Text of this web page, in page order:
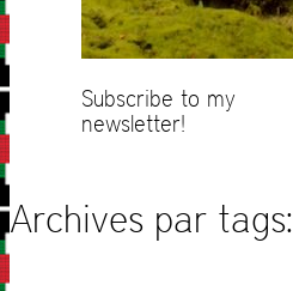
Subscribe to my
newsletter!
Archives par tags: